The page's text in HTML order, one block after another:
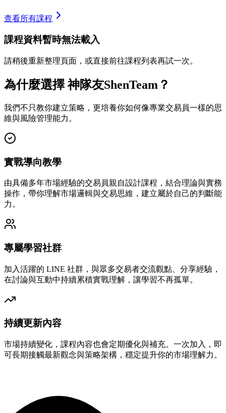
查看所有課程
課程資料暫時無法載入
請稍後重新整理頁面，或直接前往課程列表再試一次。
為什麼選擇 神隊友ShenTeam？
我們不只教你建立策略，更培養你如何像專業交易員一樣的思
維與風險管理能力。
實戰導向教學
由具備多年市場經驗的交易員親自設計課程，結合理論與實務
操作，帶你理解市場邏輯與交易思維，建立屬於自己的判斷能
力。
專屬學習社群
加入活躍的 LINE 社群，與眾多交易者交流觀點、分享經驗，
在討論與互動中持續累積實戰理解，讓學習不再孤單。
持續更新內容
市場持續變化，課程內容也會定期優化與補充。一次加入，即
可長期接觸最新觀念與策略架構，穩定提升你的市場理解力。